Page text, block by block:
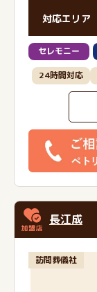
対応エリア
セレモニー
24時間対応
長江成
訪問葬儀社